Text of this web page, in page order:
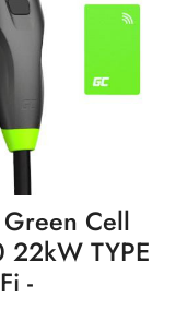
Cell
22kW TYPE
-